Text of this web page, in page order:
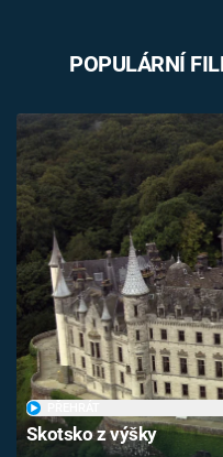
POPULÁRNÍ
Skotsko z výšky